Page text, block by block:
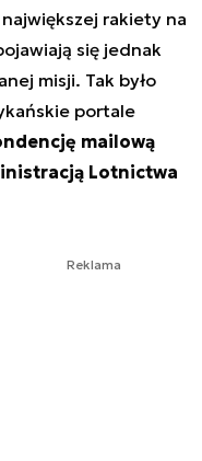
rakiety na
się jednak
misji. Tak było
portale
mailową
Lotnictwa
Reklama